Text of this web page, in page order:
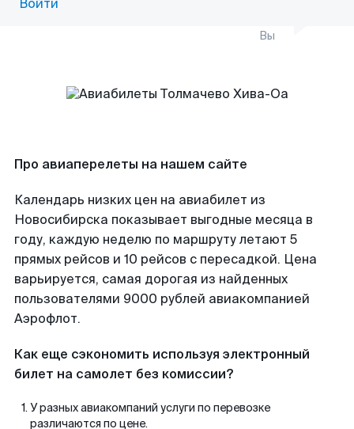
Войти
Вы
Про авиаперелеты на нашем сайте
Календарь низких цен на авиабилет из
Новосибирска показывает выгодные месяца в
году, каждую неделю по маршруту летают 5
прямых рейсов и 10 рейсов с пересадкой. Цена
варьируется, самая дорогая из найденных
пользователями 9000 рублей авиакомпанией
Аэрофлот.
Как еще сэкономить используя электронный
билет на самолет без комиссии?
У разных авиакомпаний услуги по перевозке
различаются по цене.